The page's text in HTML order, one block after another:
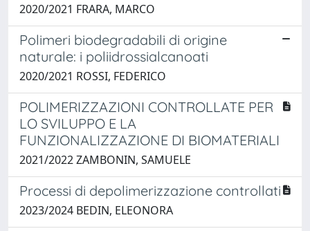
2020/2021 FRARA, MARCO
Polimeri biodegradabili di origine
naturale: i poliidrossialcanoati
2020/2021 ROSSI, FEDERICO
POLIMERIZZAZIONI CONTROLLATE PER
LO SVILUPPO E LA
FUNZIONALIZZAZIONE DI BIOMATERIALI
2021/2022 ZAMBONIN, SAMUELE
Processi di depolimerizzazione controllati
2023/2024 BEDIN, ELEONORA